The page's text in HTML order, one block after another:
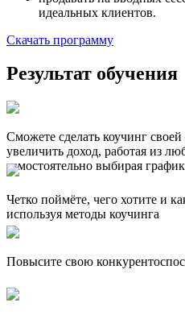
идеальных клиентов.
Скачать программу
Результат обучения
Сможете сделать коучинг
увеличить доход, работая из
самостоятельно выбирая
Четко поймёте, чего хотите и
используя методы коучинга
Повысите свою